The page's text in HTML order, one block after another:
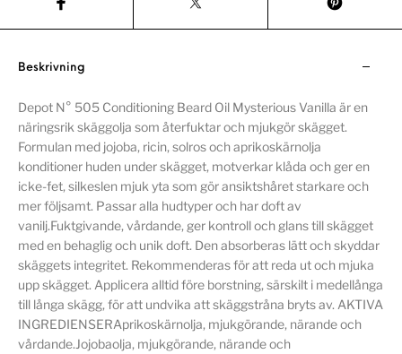
Beskrivning
Depot N° 505 Conditioning Beard Oil Mysterious Vanilla är en
näringsrik skäggolja som återfuktar och mjukgör skägget.
Formulan med jojoba, ricin, solros och aprikoskärnolja
konditioner huden under skägget, motverkar klåda och ger en
icke-fet, silkeslen mjuk yta som gör ansiktshåret starkare och
mer följsamt. Passar alla hudtyper och har doft av
vanilj.Fuktgivande, vårdande, ger kontroll och glans till skägget
med en behaglig och unik doft. Den absorberas lätt och skyddar
skäggets integritet. Rekommenderas för att reda ut och mjuka
upp skägget. Applicera alltid före borstning, särskilt i medellånga
till långa skägg, för att undvika att skäggstråna bryts av. AKTIVA
INGREDIENSERAprikoskärnolja, mjukgörande, närande och
vårdande.Jojobaolja, mjukgörande, närande och